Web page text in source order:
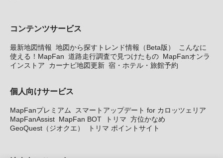
コンテンツサービス
最新地図情報 地図から探すトレンド情報（Beta版）
こんなに
使える！MapFan 道路走行調査で見つけたもの MapFanオンラ
インストア
カーナビ地図更新 宿・ホテル・旅館予約
個人向けサービス
MapFanプレミアム
スマートアップデート for カロッツェリア
MapFanAssist MapFan BOT トリマ 方位かなめ
GeoQuest（ジオクエ）
トリマ ポイントサイト